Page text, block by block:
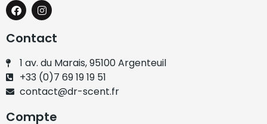
Contact
1 av. du Marais, 95100 Argenteuil
+33 (0)7 69 19 19 51
contact@dr-scent.fr
Compte